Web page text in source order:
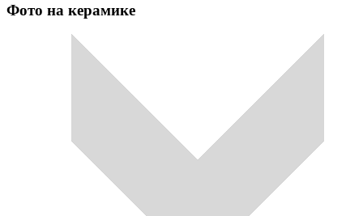
Фото на керамике